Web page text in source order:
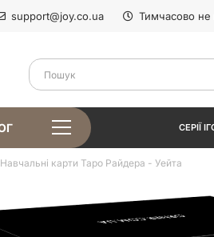
support@joy.co.ua Тимчасово
СЕРІЇ
Навчальні карти Таро Райдера - Уейта